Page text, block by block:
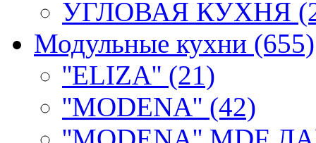
УГЛОВАЯ КУХНЯ
Модульные кухни (655)
''ELIZA'' (21)
''MODENA'' (42)